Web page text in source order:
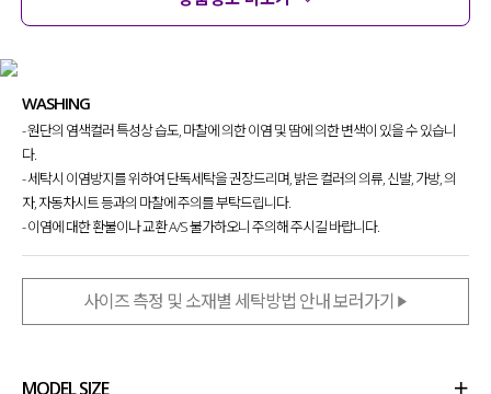
WASHING
- 원단의 염색컬러 특성상 습도, 마찰에 의한 이염 및 땀에 의한 변색이 있을 수 있습니
다.
- 세탁시 이염방지를 위하여 단독세탁을 권장드리며, 밝은 컬러의 의류, 신발, 가방, 의
자, 자동차시트 등과의 마찰에 주의를 부탁드립니다.
- 이염에 대한 환불이나 교환 A/S 불가하오니 주의해 주시길 바랍니다.
사이즈 측정 및 소재별 세탁방법 안내 보러가기
MODEL SIZE